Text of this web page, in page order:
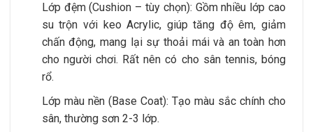
Lớp đệm (Cushion – tùy chọn): Gồm nhiều lớp cao
su trộn với keo Acrylic, giúp tăng độ êm, giảm
chấn động, mang lại sự thoải mái và an toàn hơn
cho người chơi. Rất nên có cho sân tennis, bóng
rổ.
Lớp màu nền (Base Coat): Tạo màu sắc chính cho
sân, thường sơn 2-3 lớp.